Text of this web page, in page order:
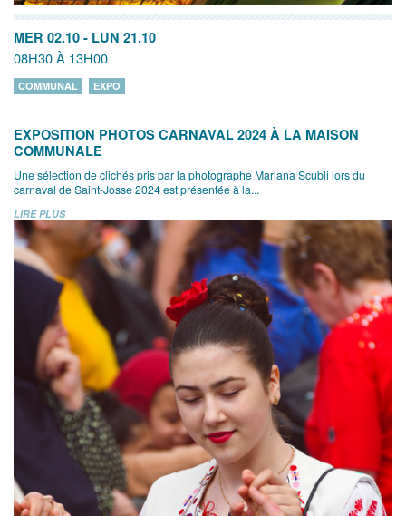
MER 02.10 - LUN 21.10
08H30 À 13H00
COMMUNAL EXPO
EXPOSITION PHOTOS CARNAVAL 2024 À LA MAISON
COMMUNALE
Une sélection de clichés pris par la photographe Mariana Scubli lors du
carnaval de Saint-Josse 2024 est présentée à la...
LIRE PLUS